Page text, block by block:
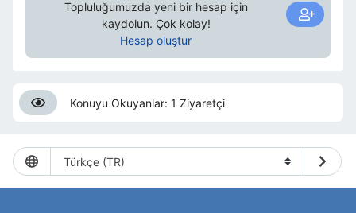
Topluluğumuzda yeni bir hesap için
kaydolun. Çok kolay!
Hesap oluştur
Konuyu Okuyanlar: 1 Ziyaretçi